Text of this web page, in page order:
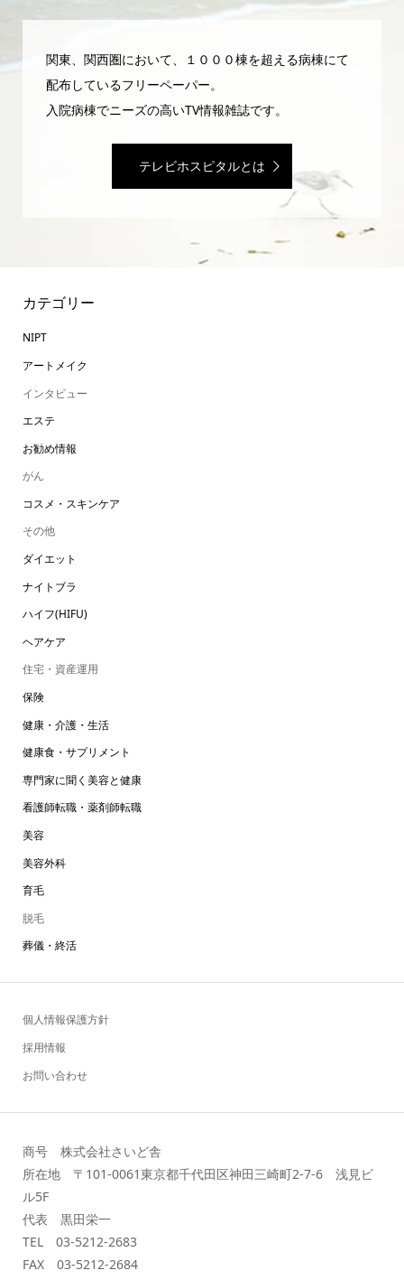
関東、関西圏において、１０００棟を超える病棟にて
配布しているフリーペーパー。
入院病棟でニーズの高いTV情報雑誌です。
テレビホスピタルとは
カテゴリー
NIPT
アートメイク
インタビュー
エステ
お勧め情報
がん
コスメ・スキンケア
その他
ダイエット
ナイトブラ
ハイフ(HIFU)
ヘアケア
住宅・資産運用
保険
健康・介護・生活
健康食・サプリメント
専門家に聞く美容と健康
看護師転職・薬剤師転職
美容
美容外科
育毛
脱毛
葬儀・終活
個人情報保護方針
採用情報
お問い合わせ
商号 株式会社さいど舎
所在地 〒101-0061東京都千代田区神田三崎町2-7-6 浅見ビ
ル5F
代表 黒田栄一
TEL 03-5212-2683
FAX 03-5212-2684